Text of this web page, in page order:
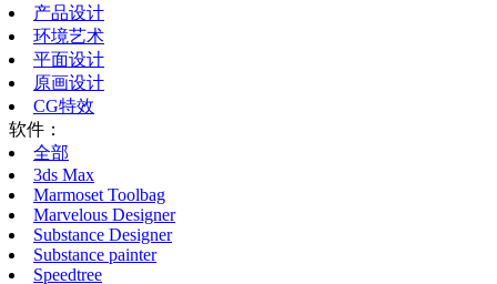
产品设计
环境艺术
平面设计
原画设计
CG特效
软件：
全部
3ds Max
Marmoset Toolbag
Marvelous Designer
Substance Designer
Substance painter
Speedtree